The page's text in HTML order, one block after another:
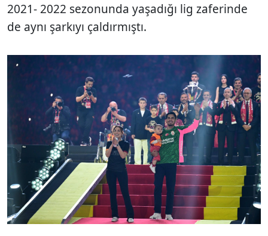
2021- 2022 sezonunda yaşadığı lig zaferinde
de aynı şarkıyı çaldırmıştı.